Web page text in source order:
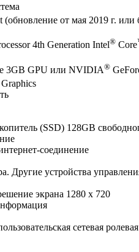
(обновление от мая 2019 г. или
4th Generation Intel® Core
3GB GPU или NVIDIA®
(SSD) 128GB
соединение
Другие устройства
экрана 1280 x 720
сетевая